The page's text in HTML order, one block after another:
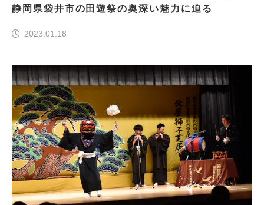
静岡県袋井市の田遊祭の奥深い魅力に迫る
2023.01.18